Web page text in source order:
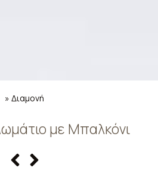
» Διαμονή
με Μπαλκόνι